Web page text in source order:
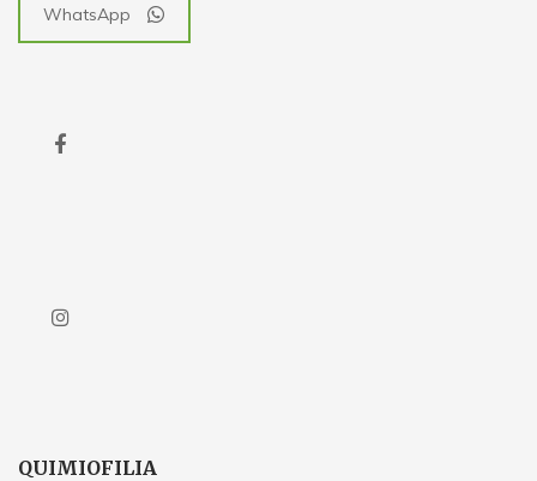
WhatsApp
QUIMIOFILIA